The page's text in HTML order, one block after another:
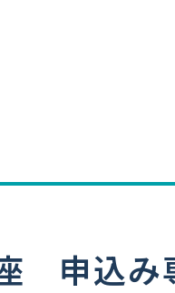
申込み